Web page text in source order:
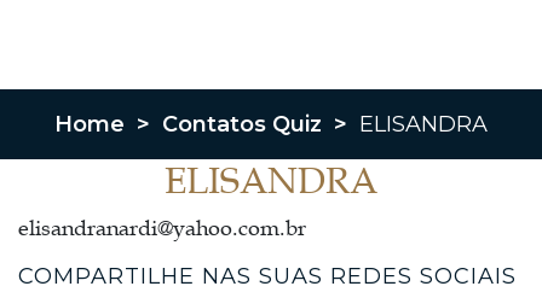
Home > Contatos Quiz > ELISANDRA
ELISANDRA
elisandranardi@yahoo.com.br
COMPARTILHE NAS SUAS REDES SOCIAIS